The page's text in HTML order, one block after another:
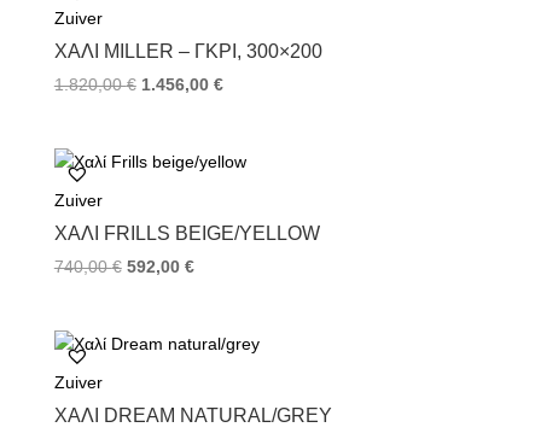
k
Zuiver
ΧΑΛΊ MILLER – ΓΚΡΙ, 300×200
1.820,00€ 1.456,00 €
Zuiver
ΧΑΛΊ FRILLS BEIGE/YELLOW
740,00€ 592,00 €
Zuiver
ΧΑΛΊ DREAM NATURAL/GREY